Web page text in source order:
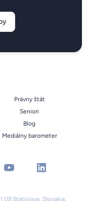
Právny štát
Seniori
Blog
Mediálny barometer
youtube linkedin
08 Bratislava, Slovakia,